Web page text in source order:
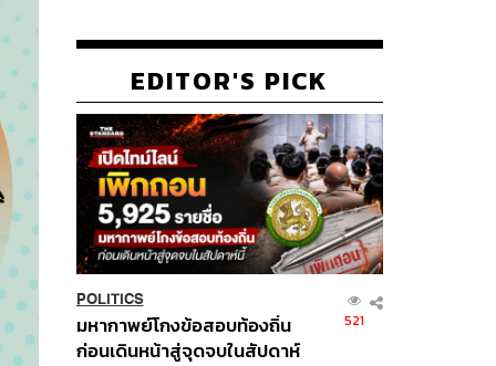
EDITOR'S PICK
POLITICS
มหากาพย์โกงข้อสอบท้องถิ่น
ก่อนเดินหน้าสู่จุดจบในสัปดาห์
521